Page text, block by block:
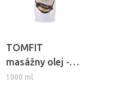
TOMFIT
masážny olej -
Jazmín
1000 ml